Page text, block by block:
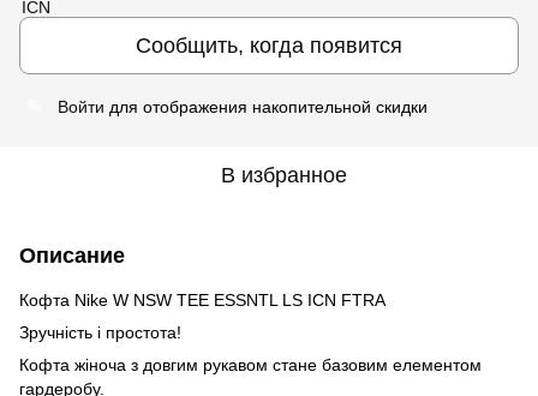
Сообщить, когда появится
Войти для отображения накопительной скидки
В избранное
Описание
Кофта Nike W NSW TEE ESSNTL LS ICN FTRA
Зручність і простота!
Кофта жіноча з довгим рукавом стане базовим елементом
гардеробу.